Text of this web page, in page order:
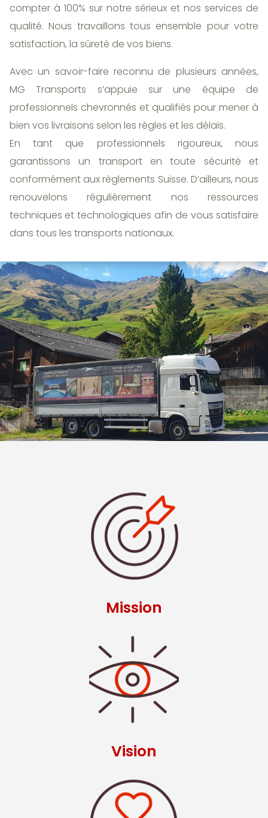
compter à 100% sur notre sérieux et nos services de
qualité. Nous travaillons tous ensemble pour votre
satisfaction, la sûreté de vos biens.
Avec un savoir-faire reconnu de plusieurs années,
MG Transports s’appuie sur une équipe de
professionnels chevronnés et qualifiés pour mener à
bien vos livraisons selon les règles et les délais.
En tant que professionnels rigoureux, nous
garantissons un transport en toute sécurité et
conformément aux règlements Suisse. D’ailleurs, nous
renouvelons régulièrement nos ressources
techniques et technologiques afin de vous satisfaire
dans tous les transports nationaux.
Mission
Vision